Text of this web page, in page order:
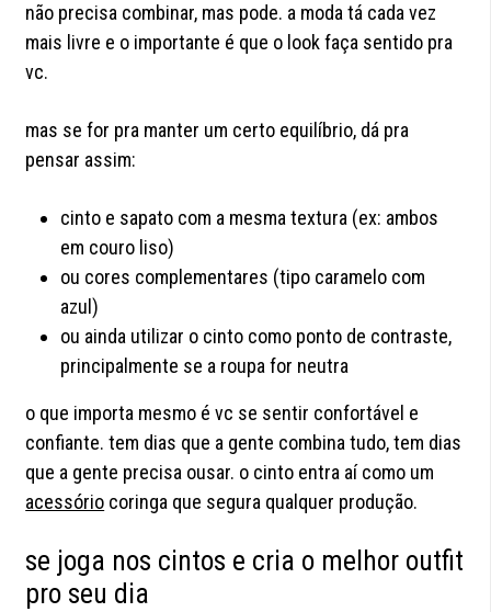
não precisa combinar, mas pode. a moda tá cada vez
mais livre e o importante é que o look faça sentido pra
vc.
mas se for pra manter um certo equilíbrio, dá pra
pensar assim:
cinto e sapato com a mesma textura (ex: ambos
em couro liso)
ou cores complementares (tipo caramelo com
azul)
ou ainda utilizar o cinto como ponto de contraste,
principalmente se a roupa for neutra
o que importa mesmo é vc se sentir confortável e
confiante. tem dias que a gente combina tudo, tem dias
que a gente precisa ousar. o cinto entra aí como um
acessório coringa que segura qualquer produção.
se joga nos cintos e cria o melhor outfit
pro seu dia